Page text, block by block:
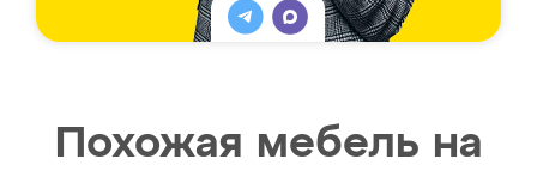
Похожая мебель на